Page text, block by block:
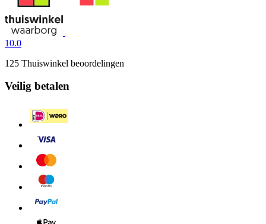
10.0
125 Thuiswinkel beoordelingen
Veilig betalen